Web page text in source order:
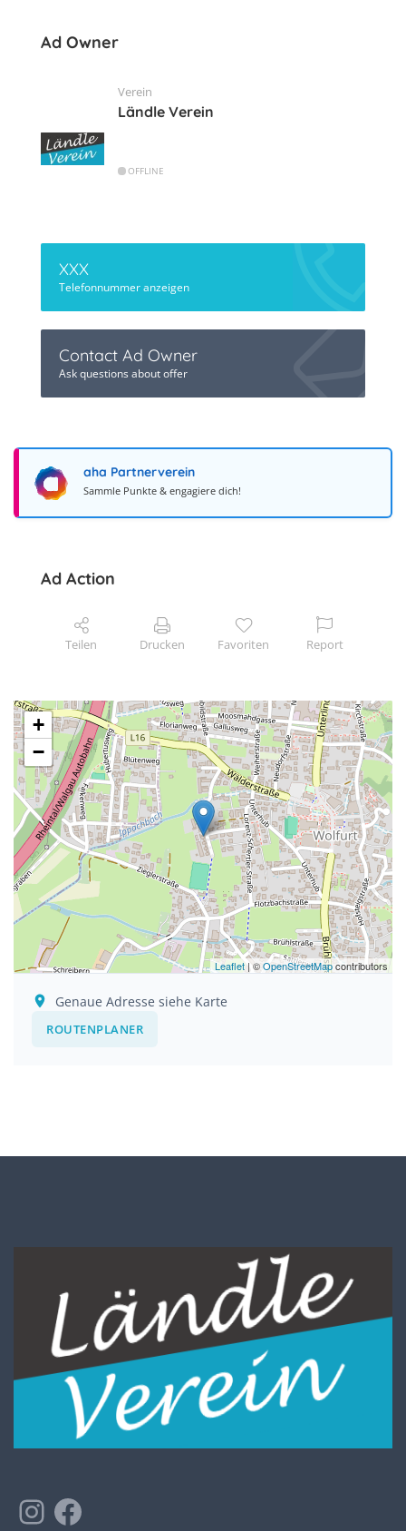
Ad Owner
Verein
Ländle Verein
OFFLINE
XXX
Telefonnummer anzeigen
Contact Ad Owner
Ask questions about offer
aha Partnerverein
Sammle Punkte & engagiere dich!
Ad Action
Teilen Drucken Favoriten Report
+
−
Leaflet| ©OpenStreetMapcontributors
Genaue Adresse siehe Karte
ROUTENPLANER